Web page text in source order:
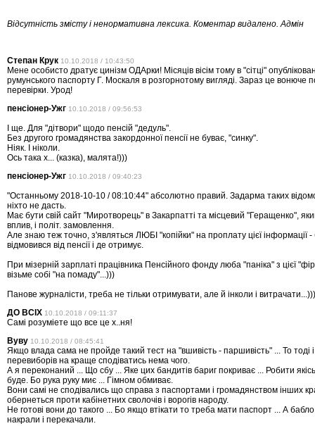
Відсутність змісту і ненормативна лексика. Коментар видалено. Адмін
Степан Крук 10.10.2018 / 10:43:50
Мене особисто дратує цинізм ОДАрки! Місяців вісім тому в "сітці"
румунського паспорту Г. Москаля в розгорнотому вигляді. Зараз це вонюче
перевірки. Урод!
пенсіонер-Ужг 10.10.2018 / 09:56:53
І ще. Для "дітвори" щодо пенсій "дедуль".
Без другого громадянства закордонної пенсії не буває, "синку".
Ніяк. І ніколи.
Ось така х... (казка), малята!)))
пенсіонер-Ужг 10.10.2018 / 09:40:23
"Останньому 2018-10-10 / 08:10:44" абсолютно правий. Задарма таких
ніхто не дасть.
Має бути свій сайт "Миротворець" в Закарпатті та місцевий "Геращенко",
вплив, і політ. замовлення.
Але знаю теж точно, з'являться ЛЮБІ "копійки" на проплату цієї інформації -
відмовився від пенсії і де отримує.
При мізерній зарплаті працівника Пенсійного фонду люба "паніка" з цієї
візьме собі "на помаду"...)))
Панове журналісти, треба не тільки отримувати, але й інколи і витрачати...)))
ДО ВСIХ 10.10.2018 / 09:11:37
Самi розумieте що все це х..ня!
Вуву 10.10.2018 / 08:45:41
Якщо влада сама не пройде такий тест на "вшивість - паршивість" ... То тоді і
перевиборів на краще сподіватись нема чого.
А я переконаний ... Що сбу ... Яке цих бандитів бариг покриває ... Робити
буде. Бо рука руку миє ... Гімном обмиває.
Вони самі не сподівались що справа з паспортами і громадянством інших
обернеться проти кабінетних сволочів і ворогів народу.
Не готові вони до такого ... Бо якщо втікати то треба мати паспорт ... А
накрали і перекачали.